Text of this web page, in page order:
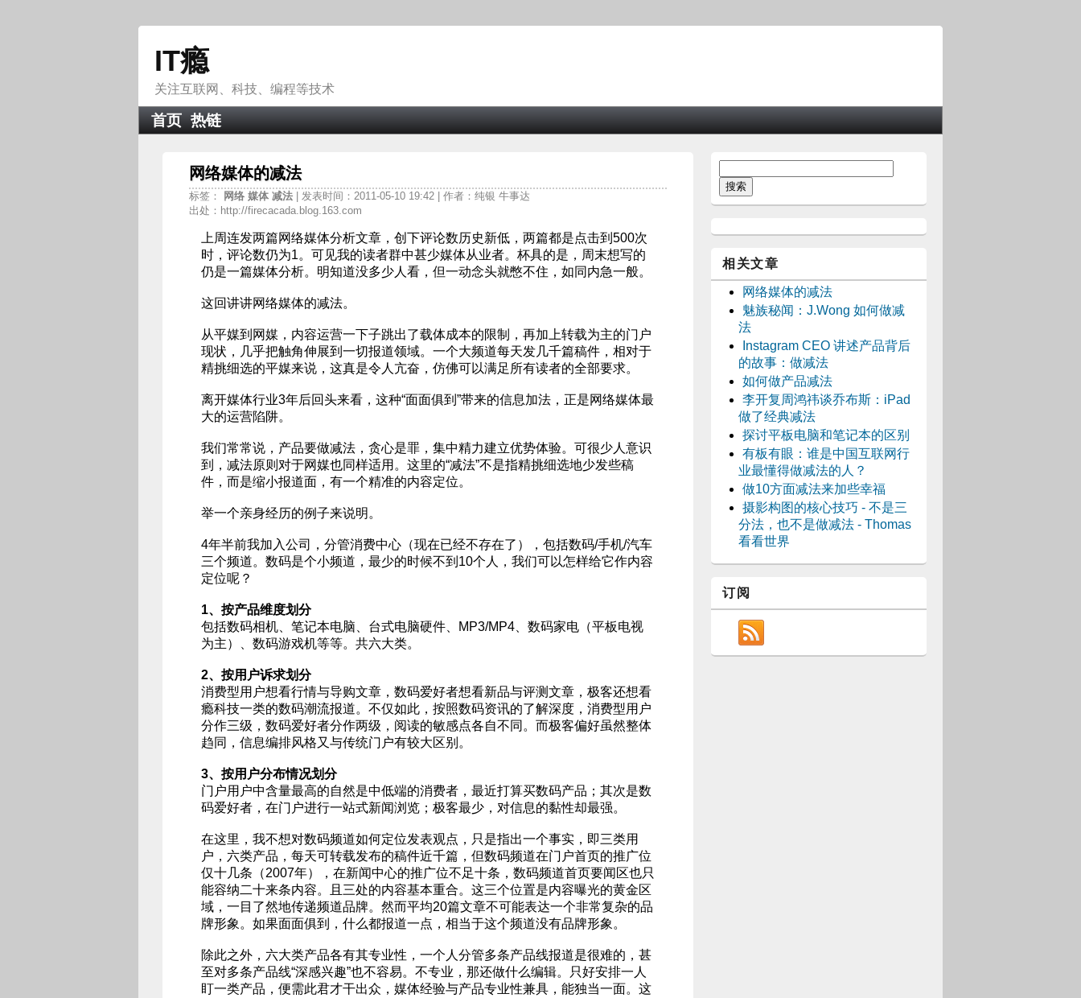
IT瘾
关注互联网、科技、编程等技术
首页 热链
网络媒体的减法
标签： 网络 媒体 减法
| 发表时间：2011-05-10 19:42 | 作者：纯银 牛事达
出处：http://firecacada.blog.163.com
上周连发两篇网络媒体分析文章，创下评论数历史新低，两篇都是点击到500次
时，评论数仍为1。可见我的读者群中甚少媒体从业者。杯具的是，周末想写的
仍是一篇媒体分析。明知道没多少人看，但一动念头就憋不住，如同内急一般。
这回讲讲网络媒体的减法。
从平媒到网媒，内容运营一下子跳出了载体成本的限制，再加上转载为主的门户
现状，几乎把触角伸展到一切报道领域。一个大频道每天发几千篇稿件，相对于
精挑细选的平媒来说，这真是令人亢奋，仿佛可以满足所有读者的全部要求。
离开媒体行业3年后回头来看，这种“面面俱到”带来的信息加法，正是网络媒体最
大的运营陷阱。
我们常常说，产品要做减法，贪心是罪，集中精力建立优势体验。可很少人意识
到，减法原则对于网媒也同样适用。这里的“减法”不是指精挑细选地少发些稿
件，而是缩小报道面，有一个精准的内容定位。
举一个亲身经历的例子来说明。
4年半前我加入公司，分管消费中心（现在已经不存在了），包括数码/手机/汽车
三个频道。数码是个小频道，最少的时候不到10个人，我们可以怎样给它作内容
定位呢？
1、按产品维度划分
包括数码相机、笔记本电脑、台式电脑硬件、MP3/MP4、数码家电（平板电视
为主）、数码游戏机等等。共六大类。
2、按用户诉求划分
消费型用户想看行情与导购文章，数码爱好者想看新品与评测文章，极客还想看
瘾科技一类的数码潮流报道。不仅如此，按照数码资讯的了解深度，消费型用户
分作三级，数码爱好者分作两级，阅读的敏感点各自不同。而极客偏好虽然整体
趋同，信息编排风格又与传统门户有较大区别。
3、按用户分布情况划分
门户用户中含量最高的自然是中低端的消费者，最近打算买数码产品；其次是数
码爱好者，在门户进行一站式新闻浏览；极客最少，对信息的黏性却最强。
在这里，我不想对数码频道如何定位发表观点，只是指出一个事实，即三类用
户，六类产品，每天可转载发布的稿件近千篇，但数码频道在门户首页的推广位
仅十几条（2007年），在新闻中心的推广位不足十条，数码频道首页要闻区也只
能容纳二十来条内容。且三处的内容基本重合。这三个位置是内容曝光的黄金区
域，一目了然地传递频道品牌。然而平均20篇文章不可能表达一个非常复杂的品
牌形象。如果面面俱到，什么都报道一点，相当于这个频道没有品牌形象。
除此之外，六大类产品各有其专业性，一个人分管多条产品线报道是很难的，甚
至对多条产品线“深感兴趣”也不容易。不专业，那还做什么编辑。只好安排一人
盯一类产品，便需此君才干出众，媒体经验与产品专业性兼具，能独当一面。这
相关文章
网络媒体的减法
魅族秘闻：J.Wong 如何做减
法
Instagram CEO 讲述产品背后
的故事：做减法
如何做产品减法
李开复周鸿祎谈乔布斯：iPad
做了经典减法
探讨平板电脑和笔记本的区别
有板有眼：谁是中国互联网行
业最懂得做减法的人？
做10方面减法来加些幸福
摄影构图的核心技巧 - 不是三
分法，也不是做减法 - Thomas
看看世界
订阅